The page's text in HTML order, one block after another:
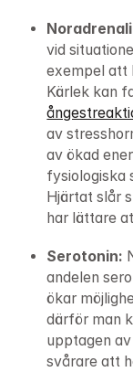
vid
exempel att
av
av ökad
fysiologiska
Hjärtat slår
har lättare
Serotonin:
andelen
ökar
därför man
upptagen
svårare att